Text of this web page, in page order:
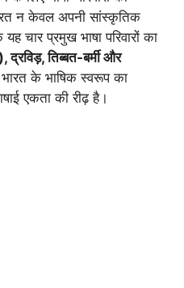
न केवल अपनी सांस्कृतिक
चार प्रमुख भाषा परिवारों का
द्रविड़, तिब्बत-बर्मी और
भारत के भाषिक स्वरूप का
एकता की रीढ़ है।